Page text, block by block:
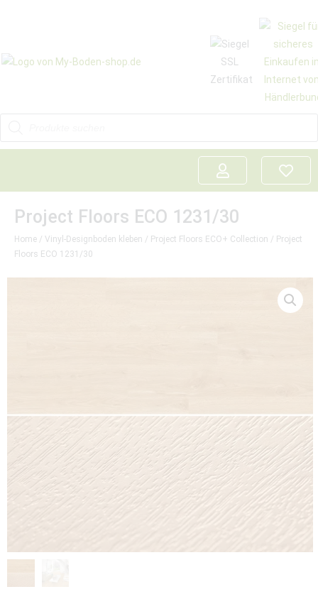
Project Floors ECO 1231/30
Home / Vinyl-Designboden kleben / Project Floors ECO+ Collection / Project
Floors ECO 1231/30